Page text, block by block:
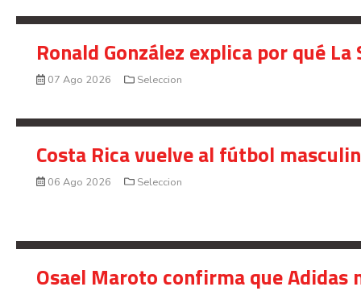
Ronald González explica por qué
07 Ago 2026 Seleccion
Costa Rica vuelve al fútbol
06 Ago 2026 Seleccion
Osael Maroto confirma que Adidas